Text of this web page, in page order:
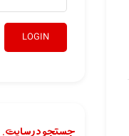
LOGIN
جستجو در سایت.